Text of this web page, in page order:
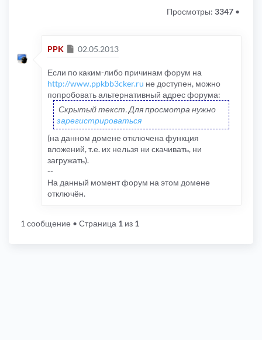
Просмотры: 3347 •
PPK Сообщение
02.05.2013
Если по каким-либо причинам форум на
http://www.ppkbb3cker.ru не доступен, можно
попробовать альтернативный адрес форума:
Скрытый текст. Для просмотра нужно
зарегистрироваться
(на данном домене отключена функция
вложений, т.е. их нельзя ни скачивать, ни
загружать).
--
На данный момент форум на этом домене
отключён.
1 сообщение • Страница 1 из 1